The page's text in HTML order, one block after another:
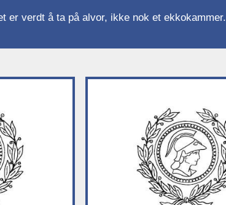
er verdt å ta på alvor, ikke nok et ekkokammer.